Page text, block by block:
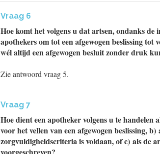
Vraag 6
Hoe komt het volgens u dat artsen, ondanks
apothekers om tot een afgewogen beslissing
wél altijd een afgewogen besluit zonder druk
Zie antwoord vraag 5.
Vraag 7
Hoe dient een apotheker volgens u te
voor het vellen van een afgewogen beslissing,
zorgvuldigheidscriteria is voldaan, of c) als de